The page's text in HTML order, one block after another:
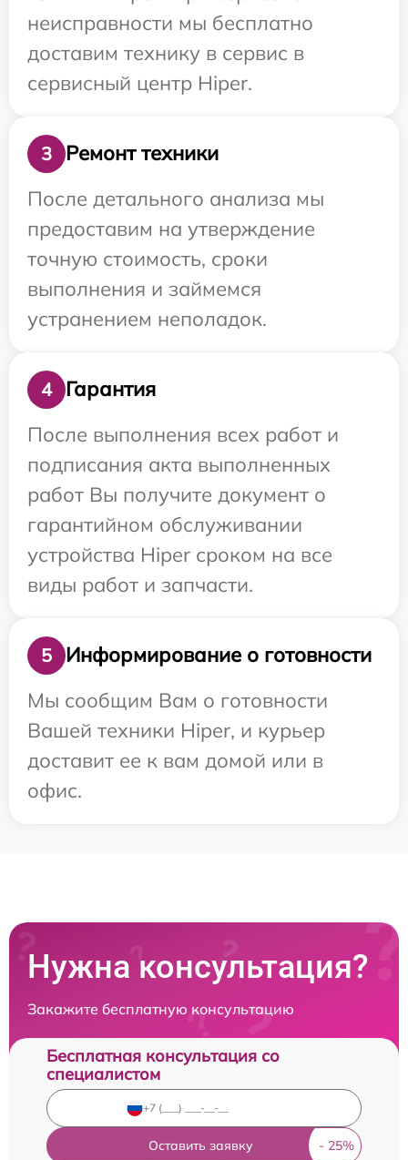
неисправности мы бесплатно
доставим технику в сервис в
сервисный центр Hiper.
3
Ремонт техники
После детального анализа мы
предоставим на утверждение
точную стоимость, сроки
выполнения и займемся
устранением неполадок.
4
Гарантия
После выполнения всех работ и
подписания акта выполненных
работ Вы получите документ о
гарантийном обслуживании
устройства Hiper сроком на все
виды работ и запчасти.
5
Информирование о готовности
Мы сообщим Вам о готовности
Вашей техники Hiper, и курьер
доставит ее к вам домой или в
офис.
Нужна консультация?
Закажите бесплатную консультацию
Бесплатная консультация со
специалистом
Оставить заявку